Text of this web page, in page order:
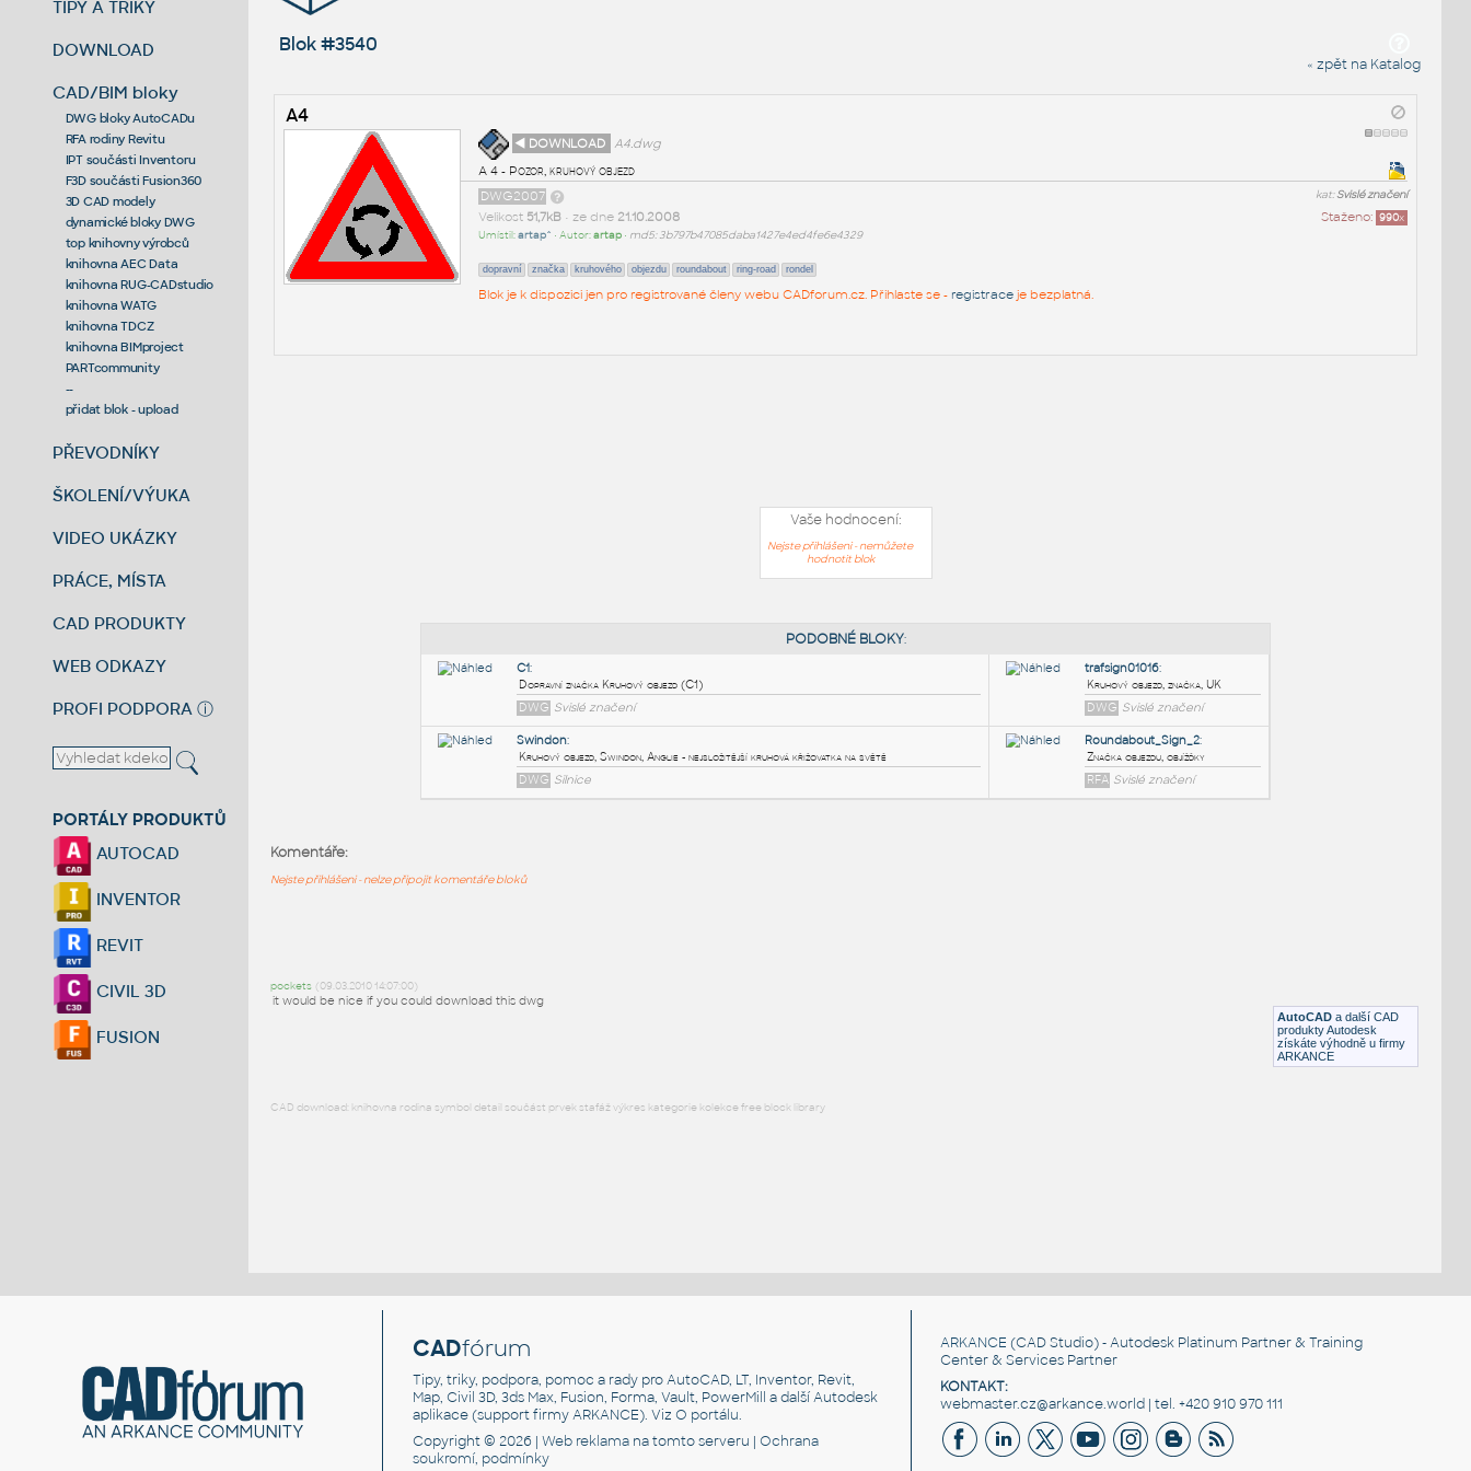
TIPY A TRIKY
DOWNLOAD
CAD/BIM bloky
DWG bloky AutoCADu
RFA rodiny Revitu
IPT součásti Inventoru
F3D součásti Fusion360
3D CAD modely
dynamické bloky DWG
top knihovny výrobců
knihovna AEC Data
knihovna RUG-CADstudio
knihovna WATG
knihovna TDCZ
knihovna BIMproject
PARTcommunity
--
přidat blok - upload
PŘEVODNÍKY
ŠKOLENÍ/VÝUKA
VIDEO UKÁZKY
PRÁCE, MÍSTA
CAD PRODUKTY
WEB ODKAZY
PROFI PODPORA ⓘ
PORTÁLY PRODUKTŮ
AUTOCAD
INVENTOR
REVIT
CIVIL 3D
FUSION
Blok #3540
« zpět na Katalog
A4
◄ DOWNLOAD
A4.dwg
A 4 - Pozor, kruhový objezd
kat:Svislé značení
DWG2007
Staženo: 990x
Velikost 51,7kB• ze dne 21.10.2008
Umístil:artap^ • Autor:artap• md5: 3b797b47085daba1427e4ed4fe6e4329
dopravní značka kruhového objezdu roundabout ring-road rondel
Blok je k dispozici jen pro registrované členy webu CADforum.cz. Přihlaste se - registraceje bezplatná.
Vaše hodnocení:
Nejste přihlášeni - nemůžete
hodnotit blok
RFA Svislé značení
AutoCAD a další CAD
produkty Autodesk
získáte výhodně u firmy
ARKANCE
Komentáře:
Nejste přihlášeni - nelze připojit komentáře bloků
pockets (09.03.2010 14:07:00)
it would be nice if you could download this dwg
CAD download: knihovna rodina symbol detail součást prvek stafáž výkres kategorie kolekce free block library
CADfórum
Tipy, triky, podpora, pomoc a rady pro AutoCAD, LT, Inventor, Revit,
Map, Civil 3D, 3ds Max, Fusion, Forma, Vault, PowerMill a další Autodesk
aplikace (support firmy ARKANCE). VizO portálu.
Copyright © 2026 |Web reklama na tomto serveru |Ochrana
soukromí, podmínky
ARKANCE (CAD Studio) - Autodesk Platinum Partner & Training
Center & Services Partner
KONTAKT:
webmaster.cz@arkance.world | tel. +420 910 970 111